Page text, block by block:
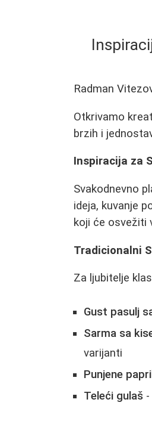
Radman
Otkrivamo
brzih i
Inspiracija za
Svakodnevno
ideja, kuvanje
koji će osvežiti
Tradicionalni
Za ljubitelje
Gust pasulj
Sarma sa
varijanti
Punjene
Teleći gulaš